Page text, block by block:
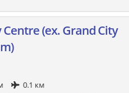
(ех. Grand City
0.1 км